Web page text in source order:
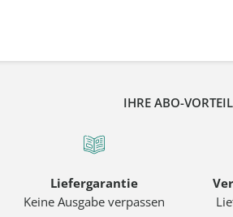
IHRE ABO-
Liefergarantie
Keine Ausgabe verpassen